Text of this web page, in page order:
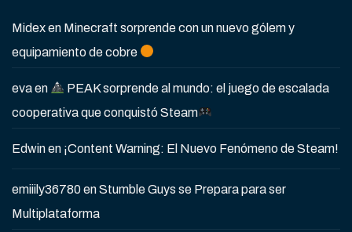
Midexen Minecraft sorprende con un nuevo gólem y
equipamiento de cobre
evaen
PEAK sorprende al mundo: el juego de escalada
cooperativa que conquistó Steam
Edwinen ¡Content Warning: El Nuevo Fenómeno de Steam!
emiiily36780enStumble Guys se Prepara para ser
Multiplataforma